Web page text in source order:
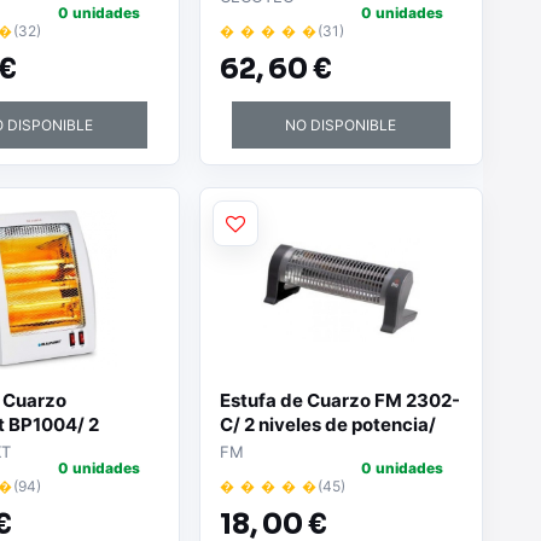
1000W -
IP55 -
90º - 2 Niveles
Temporizador
Mando a
Color Negro
(32)
0 unidades
DISPONIBLE
Exterior - Potencia de
1500W - Proteccion IP65 -
Calienta hasta 10m2 -
Incluye Mando a Distancia -
Color Negro
� � � � �(31)
62,60 €
0 unidades
NO DISPONIBLE
BP1004/ 2
potencia/ 800W
(94)
0 unidades
Estufa de Cuarzo FM 2302-
C/ 2 niveles de potencia/
1200W
FM
� � � � �(45)
18,00 €
0 unidades